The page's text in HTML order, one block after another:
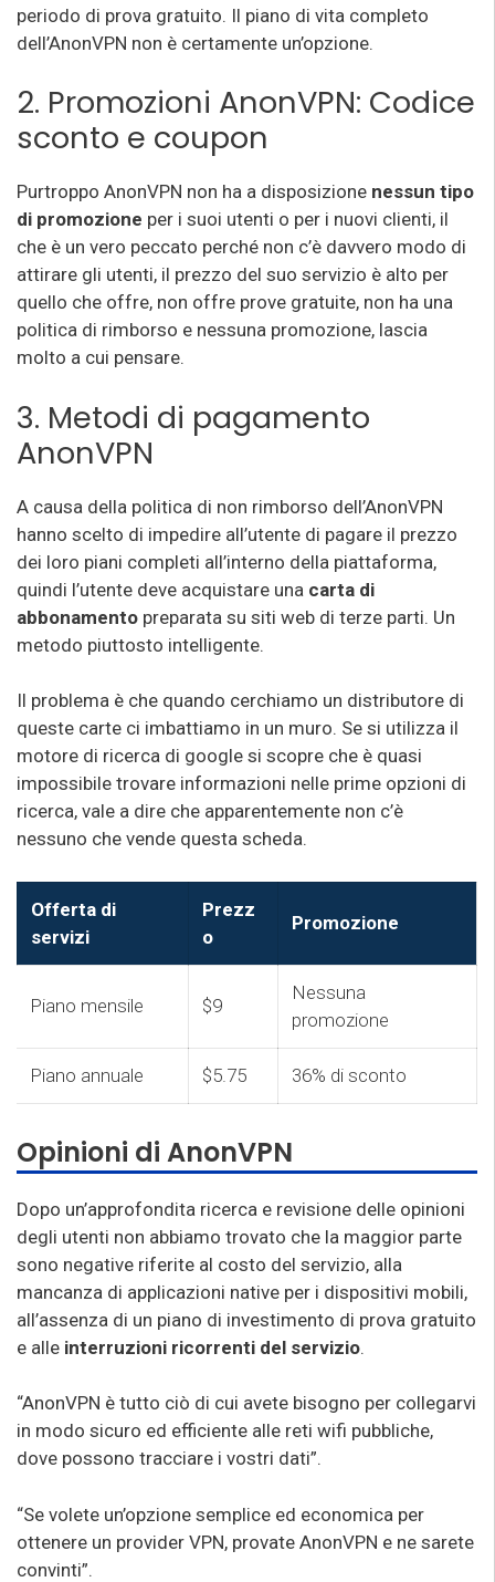
periodo di prova gratuito. Il piano di vita completo
dell’AnonVPN non è certamente un’opzione.
2. Promozioni AnonVPN: Codice
sconto e coupon
Purtroppo AnonVPN non ha a disposizione nessun tipo
di promozione per i suoi utenti o per i nuovi clienti, il
che è un vero peccato perché non c’è davvero modo di
attirare gli utenti, il prezzo del suo servizio è alto per
quello che offre, non offre prove gratuite, non ha una
politica di rimborso e nessuna promozione, lascia
molto a cui pensare.
3. Metodi di pagamento
AnonVPN
A causa della politica di non rimborso dell’AnonVPN
hanno scelto di impedire all’utente di pagare il prezzo
dei loro piani completi all’interno della piattaforma,
quindi l’utente deve acquistare una carta di
abbonamento preparata su siti web di terze parti. Un
metodo piuttosto intelligente.
Il problema è che quando cerchiamo un distributore di
queste carte ci imbattiamo in un muro. Se si utilizza il
motore di ricerca di google si scopre che è quasi
impossibile trovare informazioni nelle prime opzioni di
ricerca, vale a dire che apparentemente non c’è
nessuno che vende questa scheda.
Offerta di
servizi
Prezz
o
Promozione
Piano mensile $9
Nessuna
promozione
Piano annuale $5.75 36% di sconto
Opinioni di AnonVPN
Dopo un’approfondita ricerca e revisione delle opinioni
degli utenti non abbiamo trovato che la maggior parte
sono negative riferite al costo del servizio, alla
mancanza di applicazioni native per i dispositivi mobili,
all’assenza di un piano di investimento di prova gratuito
e alle interruzioni ricorrenti del servizio.
“AnonVPN è tutto ciò di cui avete bisogno per collegarvi
in modo sicuro ed efficiente alle reti wifi pubbliche,
dove possono tracciare i vostri dati”.
“Se volete un’opzione semplice ed economica per
ottenere un provider VPN, provate AnonVPN e ne sarete
convinti”.